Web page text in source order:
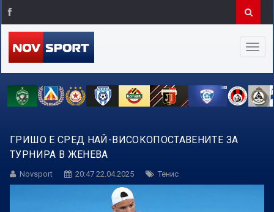
ГРИШО Е СРЕД НАЙ-ВИСОКОПОСТАВЕНИТЕ ЗА
ТУРНИРА В ЖЕНЕВА
Novsport 20:47 22.04.2025 Тенис